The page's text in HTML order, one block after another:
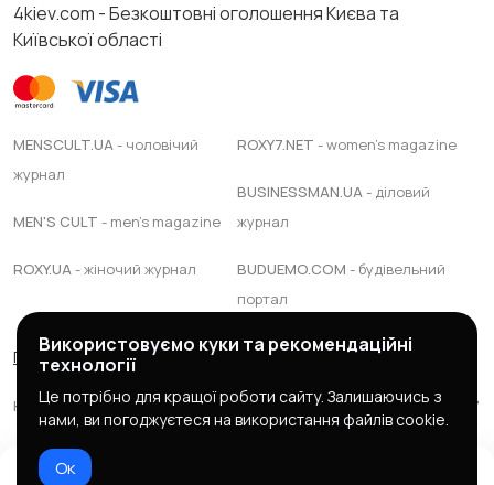
4kiev.com - Безкоштовні оголошення Києва та
Київської області
MENSCULT.UA- чоловічий
журнал
MEN'S CULT - men's magazine
ROXY.UA- жіночий журнал
ROXY7.NET - women's magazine
BUSINESSMAN.UA- діловий
журнал
BUDUEMO.COM - будівельний
портал
Правила сервісу Політика конфіденційності
Юридична підтримка Адвокатське обєднання "ЯАС ПАРТНЕРС"
Використовуємо куки та рекомендаційні
технології
Це потрібно для кращої роботи сайту. Залишаючись з
нами, ви погоджуєтеся на використання файлів cookie.
Ок